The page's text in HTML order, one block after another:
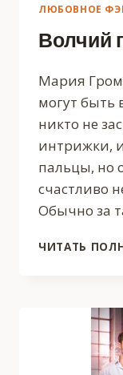
ЛЮБОВНОЕ
Волчий
Мария
могут быть
никто не
интрижки, и
пальцы, но
счастливо
Обычно за
ЧИТАТЬ